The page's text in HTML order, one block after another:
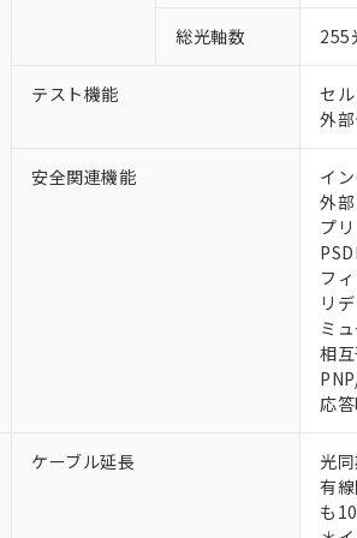
総光軸数 255
テスト機能
セ
外
安全関連機能
イ
外
プ
フ
リ
ミ
相
応
ケーブル延長
光
有
も